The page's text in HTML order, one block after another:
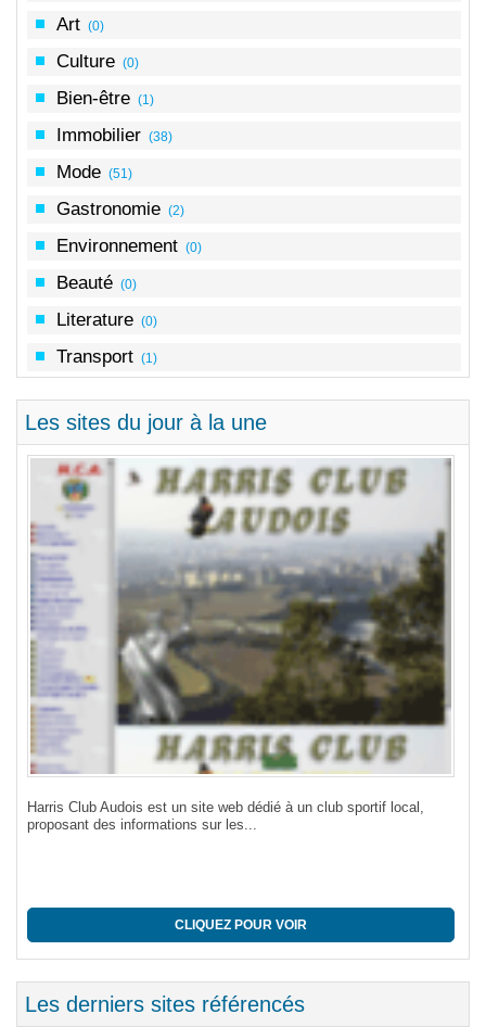
Art (0)
Culture (0)
Bien-être (1)
Immobilier (38)
Mode (51)
Gastronomie (2)
Environnement (0)
Beauté (0)
Literature (0)
Transport (1)
Les sites du jour à la une
Harris Club Audois est un site web dédié à un club sportif local,
proposant des informations sur les...
CLIQUEZ POUR VOIR
Les derniers sites référencés